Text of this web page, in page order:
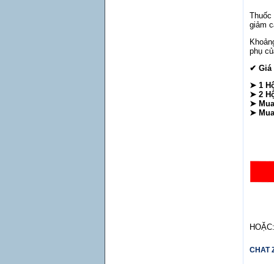
Thuốc
giảm
phụ
✔ Giá
➤ 1
➤ 2
➤
➤
HOẶC:
CHAT